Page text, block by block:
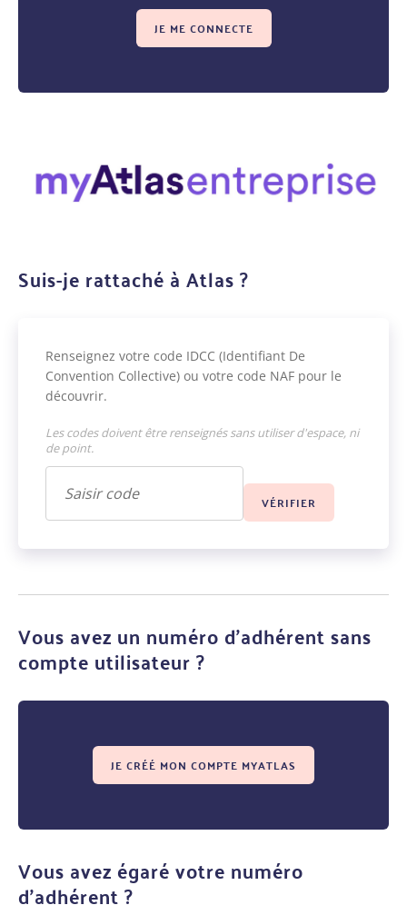
JE ME CONNECTE
Suis-je rattaché à Atlas ?
Renseignez votre code IDCC (Identifiant De
Convention Collective) ou votre code NAF pour le
découvrir.
Les codes doivent être renseignés sans utiliser d'espace, ni
de point.
Vous avez un numéro d’adhérent sans
compte utilisateur ?
JE CRÉÉ MON COMPTE MYATLAS
Vous avez égaré votre numéro
d'adhérent ?